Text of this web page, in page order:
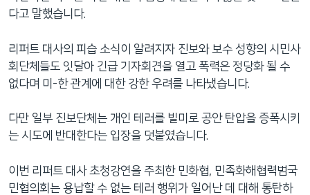
다고 말했습니다.
리퍼트 대사의 피습 소식이 알려지자 진보와 보수 성향의 시민사
회단체들도 잇달아 긴급 기자회견을 열고 폭력은 정당화 될 수
없다며 미-한 관계에 대한 강한 우려를 나타냈습니다.
다만 일부 진보단체는 개인 테러를 빌미로 공안 탄압을 증폭시키
는 시도에 반대한다는 입장을 덧붙였습니다.
이번 리퍼트 대사 초청강연을 주최한 민화협, 민족화해협력범국
민협의회는 용납할 수 없는 테러 행위가 일어난 데 대해 통탄하